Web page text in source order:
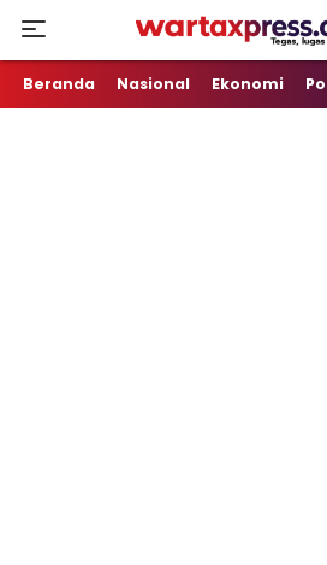
WartaXpress
Tegas, Lugas dan
Beranda Nasional Ekonomi